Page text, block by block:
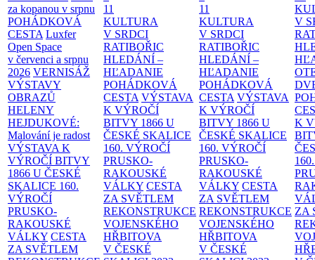
za kopanou v srpnu
POHÁDKOVÁ
CESTA Luxfer
Open Space
v červenci a srpnu
2026 VERNISÁŽ
VÝSTAVY
OBRAZŮ
HELENY
HEJDUKOVÉ:
Malování je radost
VÝSTAVA K
VÝROČÍ BITVY
1866 U ČESKÉ
SKALICE 160.
VÝROČÍ
PRUSKO-
RAKOUSKÉ
VÁLKY CESTA
ZA SVĚTLEM
11
KULTURA
V SRDCI
RATIBOŘIC
HLEDÁNÍ –
HĽADANIE
POHÁDKOVÁ
CESTA VÝSTAVA
K VÝROČÍ
BITVY 1866 U
ČESKÉ SKALICE
160. VÝROČÍ
PRUSKO-
RAKOUSKÉ
VÁLKY CESTA
ZA SVĚTLEM
REKONSTRUKCE
VOJENSKÉHO
HŘBITOVA
V ČESKÉ
11
KULTURA
V SRDCI
RATIBOŘIC
HLEDÁNÍ –
HĽADANIE
POHÁDKOVÁ
CESTA VÝSTAVA
K VÝROČÍ
BITVY 1866 U
ČESKÉ SKALICE
160. VÝROČÍ
PRUSKO-
RAKOUSKÉ
VÁLKY CESTA
ZA SVĚTLEM
REKONSTRUKCE
VOJENSKÉHO
HŘBITOVA
V ČESKÉ
V
K
ZA